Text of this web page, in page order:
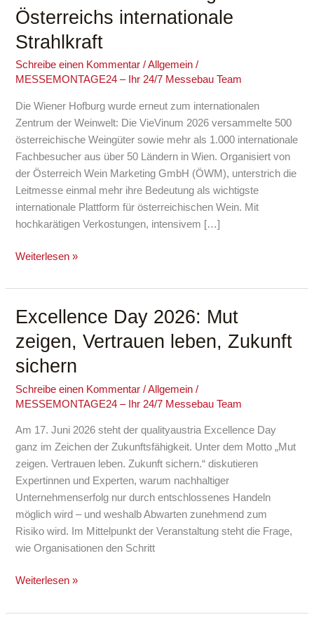
Österreichs internationale
Strahlkraft
Schreibe einen Kommentar /Allgemein /
MESSEMONTAGE24 – Ihr 24/7 Messebau Team
Die Wiener Hofburg wurde erneut zum internationalen
Zentrum der Weinwelt: Die VieVinum 2026 versammelte 500
österreichische Weingüter sowie mehr als 1.000 internationale
Fachbesucher aus über 50 Ländern in Wien. Organisiert von
der Österreich Wein Marketing GmbH (ÖWM), unterstrich die
Leitmesse einmal mehr ihre Bedeutung als wichtigste
internationale Plattform für österreichischen Wein. Mit
hochkarätigen Verkostungen, intensivem […]
2026
bestätigt
Österreichs
Weiterlesen »
Excellence Day 2026: Mut
zeigen, Vertrauen leben, Zukunft
sichern
Schreibe einen Kommentar /Allgemein /
MESSEMONTAGE24 – Ihr 24/7 Messebau Team
Am 17. Juni 2026 steht der qualityaustria Excellence Day
ganz im Zeichen der Zukunftsfähigkeit. Unter dem Motto „Mut
zeigen. Vertrauen leben. Zukunft sichern.“ diskutieren
Expertinnen und Experten, warum nachhaltiger
Unternehmenserfolg nur durch entschlossenes Handeln
möglich wird – und weshalb Abwarten zunehmend zum
Risiko wird. Im Mittelpunkt der Veranstaltung steht die Frage,
wie Organisationen den Schritt
Excellence
2026:
Mut
Vertrauen
Zukunft
sichern
Weiterlesen »